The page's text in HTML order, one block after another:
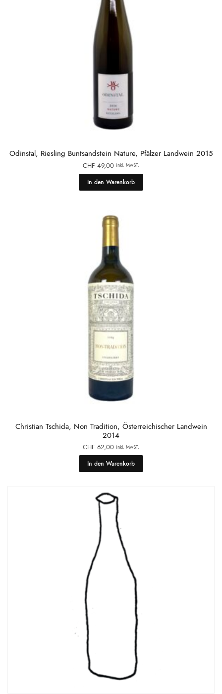
Odinstal, Riesling Buntsandstein Nature, Pfälzer Landwein 2015
CHF 49,00 inkl. MwST.
In den Warenkorb
Christian Tschida, Non Tradition, Österreichischer Landwein
2014
CHF 62,00 inkl. MwST.
In den Warenkorb